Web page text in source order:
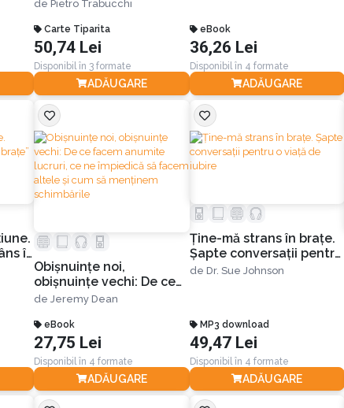
fericiți în condiții de
stres
dePietro Trabucchi
Carte Tiparita
50,74 Lei
Disponibil în 3 formate
ADĂUGARE
eBook
36,26 Lei
Disponibil în 4 formate
ADĂUGARE
în
Obișnuințe noi,
obișnuințe vechi: De ce
facem anumite lucruri,
altele și cum să
menținem schimbările
deJeremy Dean
eBook
27,75 Lei
Disponibil în 4 formate
ADĂUGARE
Ţine-mă strans în braţe.
Șapte conversaţii pentru
o viaţă de iubire
de Dr. Sue Johnson
MP3 download
49,47 Lei
Disponibil în 4 formate
ADĂUGARE